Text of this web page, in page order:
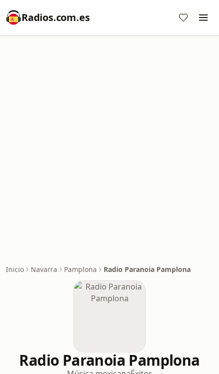
Radios.com.es
Inicio Navarra Pamplona Radio Paranoia Pamplona
Radio Paranoia Pamplona